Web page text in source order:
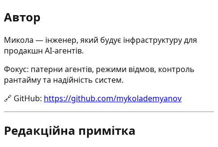
Автор
Микола — інженер, який будує інфраструктуру для
продакшн AI-агентів.
Фокус: патерни агентів, режими відмов, контроль
рантайму та надійність систем.
🔗 GitHub: https://github.com/mykolademyanov
Редакційна примітка